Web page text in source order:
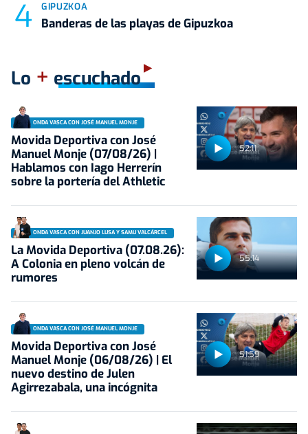
GIPUZKOA
Banderas de las playas de Gipuzkoa
Lo + escuchado
52:11
ONDA VASCA CON JOSÉ MANUEL MONJE
Movida Deportiva con José
Manuel Monje (07/08/26) |
Hablamos con Iago Herrerín
sobre la portería del Athletic
55:14
ONDA VASCA CON JUANJO LUSA Y SAMU VALCÁRCEL
La Movida Deportiva (07.08.26):
A Colonia en pleno volcán de
rumores
51:59
ONDA VASCA CON JOSÉ MANUEL MONJE
Movida Deportiva con José
Manuel Monje (06/08/26) | El
nuevo destino de Julen
Agirrezabala, una incógnita